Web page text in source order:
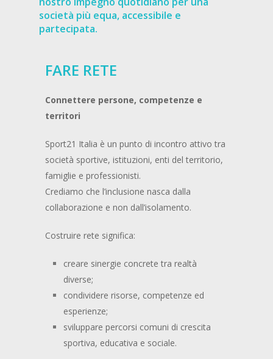
società più equa, accessibile e
partecipata.
FARE RETE
Connettere persone, competenze e
territori
Sport21 Italia è un punto di incontro attivo tra
società sportive, istituzioni, enti del territorio,
famiglie e professionisti.
Crediamo che l’inclusione nasca dalla
collaborazione e non dall’isolamento.
Costruire rete significa:
creare sinergie concrete tra realtà
diverse;
condividere risorse, competenze ed
esperienze;
sviluppare percorsi comuni di crescita
sportiva, educativa e sociale.